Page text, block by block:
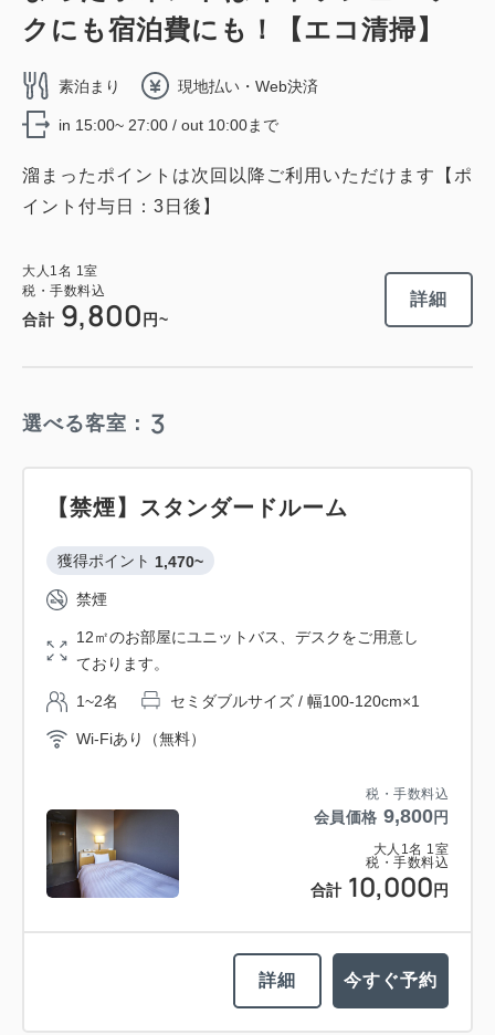
クにも宿泊費にも！【エコ清掃】
素泊まり 現地払い・Web決済
in 15:00~ 27:00 / out 10:00まで
溜まったポイントは次回以降ご利用いただけます【ポ
イント付与日：3日後】
大人 1名 1室
税・手数料込
合計 9,800 円~
詳細
選べる客室： 3
税・手数料込
会員価格 9,800円
大人 1名 1室
税・手数料込
合計 10,000 円
【禁煙】スタンダードルーム
獲得ポイント 1,470~
禁煙
12㎡のお部屋にユニットバス、デスクをご用意し
ております。
1~2名 セミダブルサイズ / 幅100-120cm×1
Wi-Fiあり（無料）
詳細 今すぐ予約